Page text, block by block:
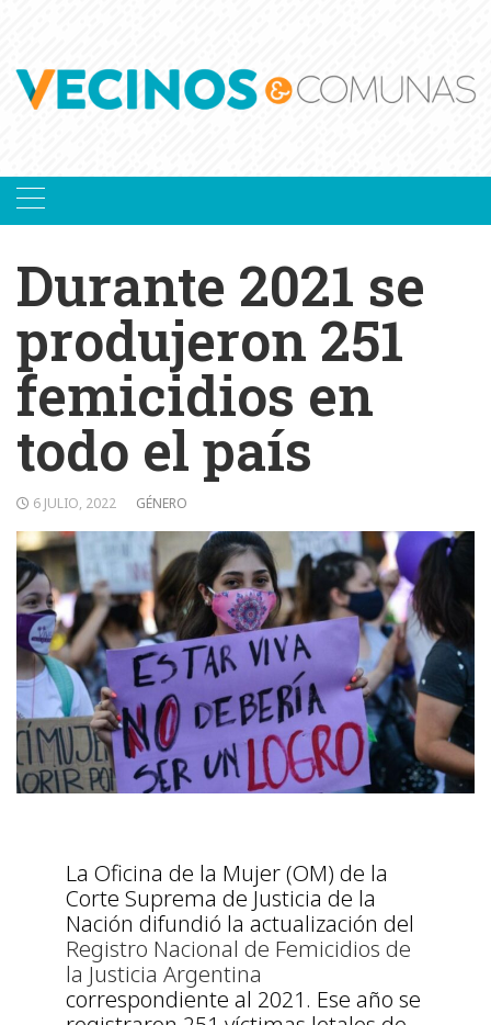
Durante 2021 se
produjeron 251
femicidios en
todo el país
6 JULIO, 2022 GÉNERO
La Oficina de la Mujer (OM) de la
Corte Suprema de Justicia de la
Nación difundió la actualización del
Registro Nacional de Femicidios de
la Justicia Argentina
correspondiente al 2021. Ese año se